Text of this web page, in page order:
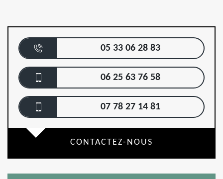
05 33 06 28 83
06 25 63 76 58
07 78 27 14 81
CONTACTEZ-NOUS